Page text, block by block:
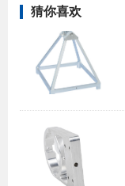
猜你喜欢